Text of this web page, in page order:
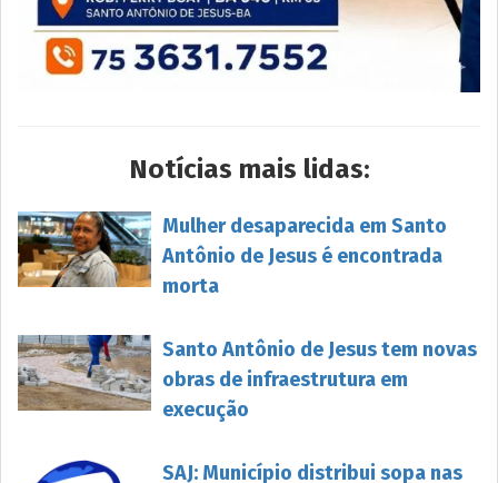
Notícias mais lidas:
Mulher desaparecida em Santo
Antônio de Jesus é encontrada
morta
Santo Antônio de Jesus tem novas
obras de infraestrutura em
execução
SAJ: Município distribui sopa nas